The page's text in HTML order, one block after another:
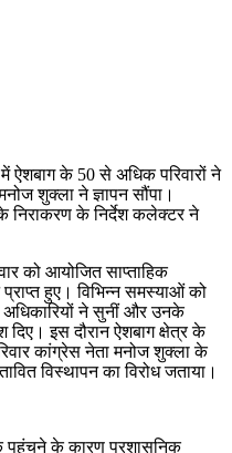
के 50 से अधिक परिवारों ने
शुक्ला ने ज्ञापन सौंपा।
के निर्देश कलेक्टर ने
को आयोजित साप्ताहिक
हुए। विभिन्न समस्याओं को
ने सुनीं और उनके
इस दौरान ऐशबाग क्षेत्र के
कांग्रेस नेता मनोज शुक्ला के
विस्थापन का विरोध जताया।
पहुंचने के कारण प्रशासनिक